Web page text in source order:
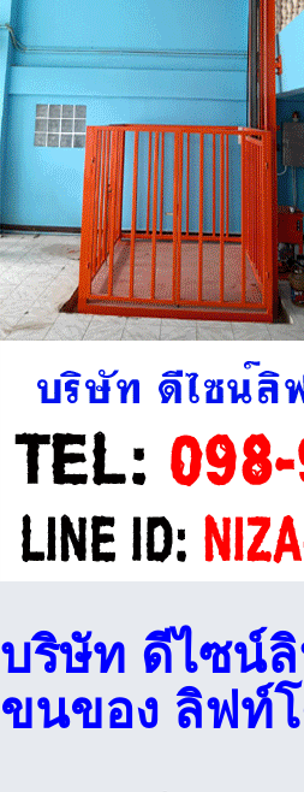
บริษัท ดีไซน์
ขนของ ลิฟท์